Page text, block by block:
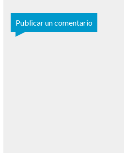
Publicar un comentario